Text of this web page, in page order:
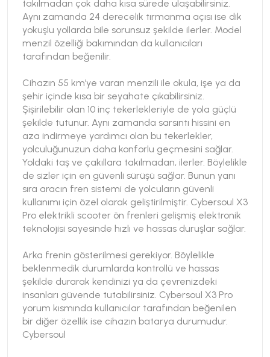
takılmadan çok daha kısa sürede ulaşabilirsiniz.
Aynı zamanda 24 derecelik tırmanma açısı ise dik
yokuşlu yollarda bile sorunsuz şekilde ilerler. Model
menzil özelliği bakımından da kullanıcıları
tarafından beğenilir.
Cihazın 55 km’ye varan menzili ile okula, işe ya da
şehir içinde kısa bir seyahate çıkabilirsiniz.
Şişirilebilir olan 10 inç tekerlekleriyle de yola güçlü
şekilde tutunur. Aynı zamanda sarsıntı hissini en
aza indirmeye yardımcı olan bu tekerlekler,
yolculuğunuzun daha konforlu geçmesini sağlar.
Yoldaki taş ve çakıllara takılmadan, ilerler. Böylelikle
de sizler için en güvenli sürüşü sağlar. Bunun yanı
sıra aracın fren sistemi de yolcuların güvenli
kullanımı için özel olarak geliştirilmiştir. Cybersoul X3
Pro elektrikli scooter ön frenleri gelişmiş elektronik
teknolojisi sayesinde hızlı ve hassas duruşlar sağlar.
Arka frenin gösterilmesi gerekiyor. Böylelikle
beklenmedik durumlarda kontrollü ve hassas
şekilde durarak kendinizi ya da çevrenizdeki
insanları güvende tutabilirsiniz. Cybersoul X3 Pro
yorum kısmında kullanıcılar tarafından beğenilen
bir diğer özellik ise cihazın batarya durumudur.
Cybersoul